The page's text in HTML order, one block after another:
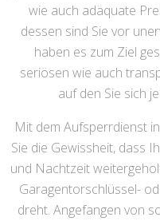
wie auch adäquate
dessen sind Sie vor
haben es zum Ziel
seriösen wie auch
auf den Sie sich
Mit dem Aufsperrdienst
Sie die Gewissheit, dass
und Nachtzeit
Garagentorschlüssel-
dreht. Angefangen von